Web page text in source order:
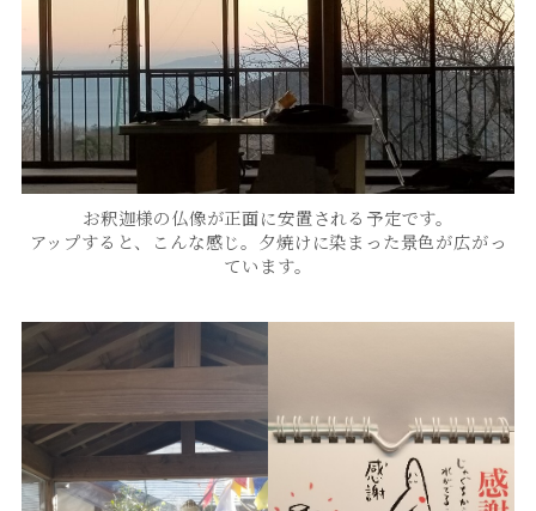
お釈迦様の仏像が正面に安置される予定です。
アップすると、こんな感じ。夕焼けに染まった景色が広がっ
ています。